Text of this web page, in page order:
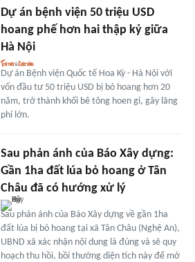
Dự án bệnh viện 50 triệu USD
hoang phế hơn hai thập kỷ giữa
Hà Nội
Dự án Bệnh viện Quốc tế Hoa Kỳ - Hà Nội với
vốn đầu tư 50 triệu USD bị bỏ hoang hơn 20
năm, trở thành khối bê tông hoen gỉ, gây lãng
phí lớn.
Sau phản ánh của Báo Xây dựng:
Gần 1ha đất lúa bỏ hoang ở Tân
Châu đã có hướng xử lý
Sau phản ánh của Báo Xây dựng về gần 1ha
đất lúa bị bỏ hoang tại xã Tân Châu (Nghệ An),
UBND xã xác nhận nội dung là đúng và sẽ quy
hoạch thu hồi, bồi thường diện tích này để mở